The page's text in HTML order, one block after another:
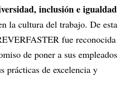
inclusión e igualdad
la cultura del trabajo. De esta
fue reconocida
de poner a sus empleados
prácticas de excelencia y